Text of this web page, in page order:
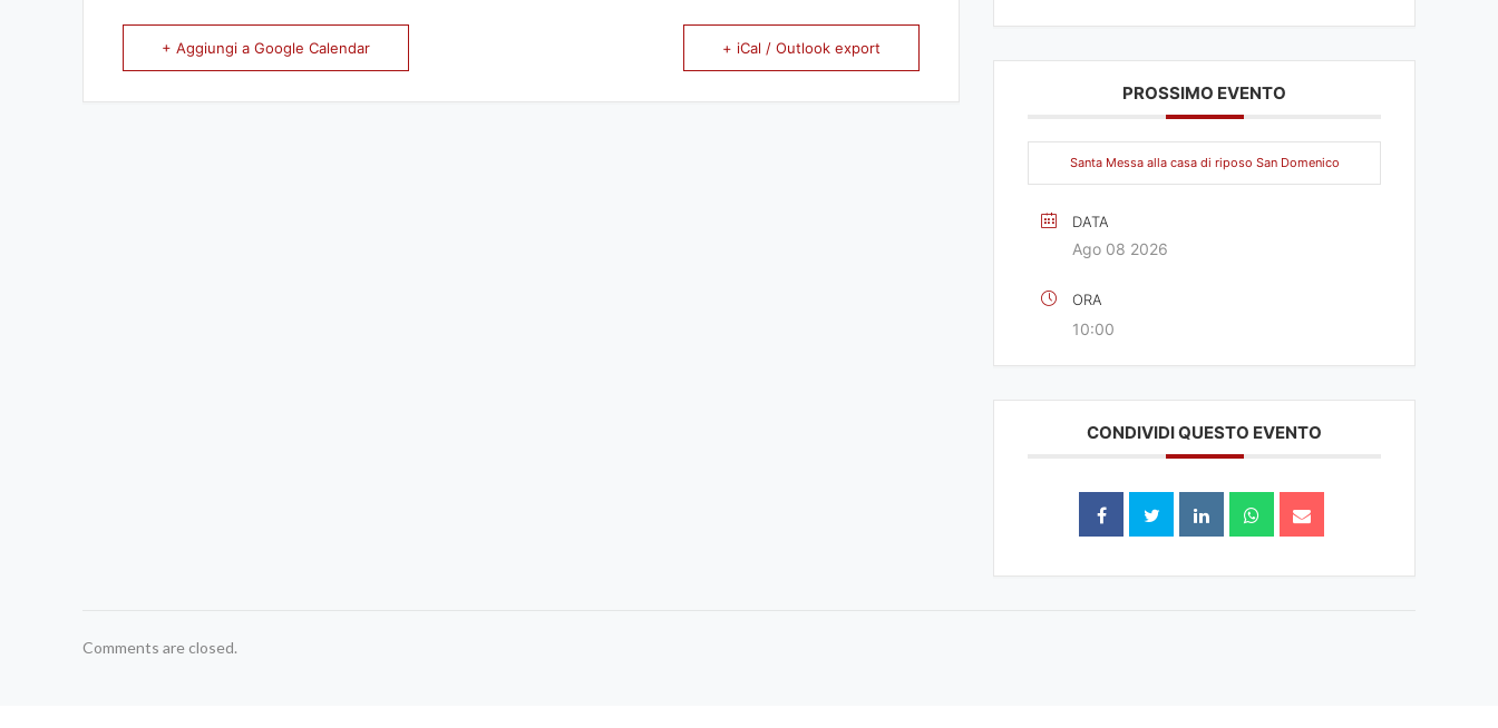
+ Aggiungi a Google Calendar + iCal / Outlook export
PROSSIMO EVENTO
Santa Messa alla casa di riposo San Domenico
DATA
Ago 08 2026
ORA
10:00
CONDIVIDI QUESTO EVENTO
Comments are closed.